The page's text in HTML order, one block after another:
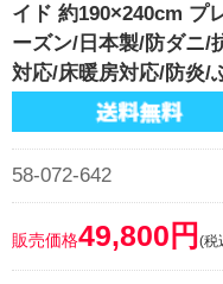
イド 約190×240cm プ
ーズン/日本製/防ダニ/
対応/床暖房対応/防炎/
58-072-642
販売価格49,800円 (税